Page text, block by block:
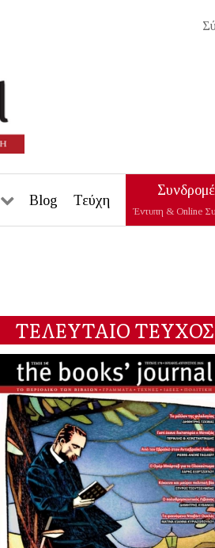
Blog Τεύχη
Έντυπη & Online
ΤΕΛΕΥΤΑΙΟ ΤΕΥΧΟΣ